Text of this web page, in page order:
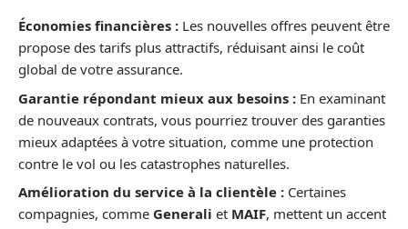
Économies financières : Les nouvelles offres peuvent être
propose des tarifs plus attractifs, réduisant ainsi le coût
global de votre assurance.
Garantie répondant mieux aux besoins : En examinant
de nouveaux contrats, vous pourriez trouver des garanties
mieux adaptées à votre situation, comme une protection
contre le vol ou les catastrophes naturelles.
Amélioration du service à la clientèle : Certaines
compagnies, comme Generali et MAIF, mettent un accent